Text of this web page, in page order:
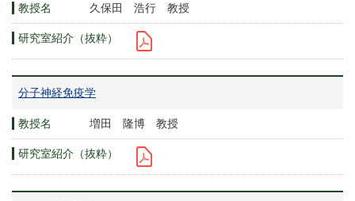
久保田 浩行 教授
分子神経免疫学
増田 隆博 教授